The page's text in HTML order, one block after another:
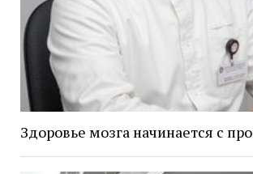
Здоровье мозга начинается с